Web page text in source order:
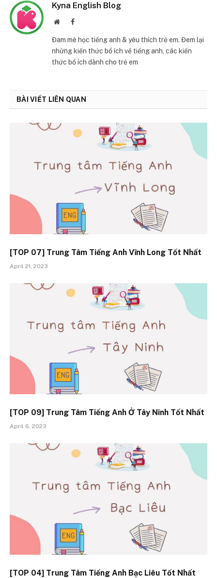
Kyna English Blog
WebsiteFacebook
Đam mê học tiếng anh & yêu thích trẻ em. Đem lại
những kiến thức bổ ích về tiếng anh, các kiến
thức bổ ích dành cho trẻ em
BÀI VIẾT LIÊN QUAN
[TOP 07] Trung Tâm Tiếng Anh Vĩnh Long Tốt Nhất
April 21, 2023
[TOP 09] Trung Tâm Tiếng Anh Ở Tây Ninh Tốt Nhất
April 6, 2023
[TOP 04] Trung Tâm Tiếng Anh Bạc Liêu Tốt Nhất